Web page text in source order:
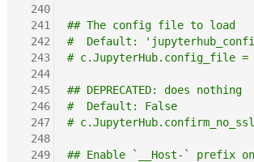
240
241
242
243
244
245
246
247
248
249
## The config file to load
#  Default:
# c.JupyterHub.config_file
## DEPRECATED: does nothing
#  Default: False
#
## Enable `__Host-` prefix